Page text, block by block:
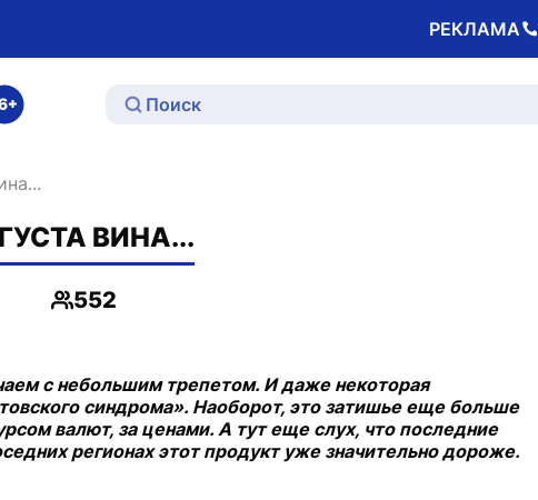
РЕКЛАМА
Телефон
ВИНА...
Просмотры
552
с небольшим трепетом. И даже некоторая
синдрома». Наоборот, это затишье еще больше
валют, за ценами. А тут еще слух, что последние
регионах этот продукт уже значительно дороже.